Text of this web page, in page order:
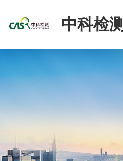
中科检
份有限公